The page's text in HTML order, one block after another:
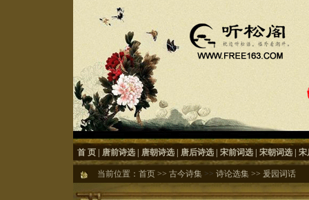
首 页 唐前诗选 唐朝诗选 唐后诗选 宋前词选 宋朝词选 宋
当前位置： 首页 >> 古今诗集 >> 诗论选集 >> 爰园词话